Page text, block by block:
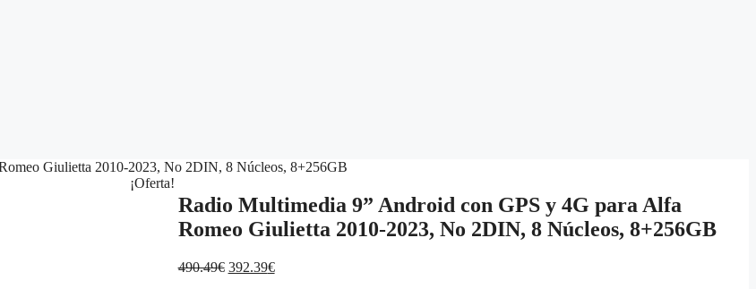
Giulietta 2010-2023, No 2DIN, 8 Núcleos, 8+256GB
¡Oferta!
Radio Multimedia 9” Android con GPS y 4G para Alfa
Romeo Giulietta 2010-2023, No 2DIN, 8 Núcleos, 8+256GB
490.49€ El
392.39€El